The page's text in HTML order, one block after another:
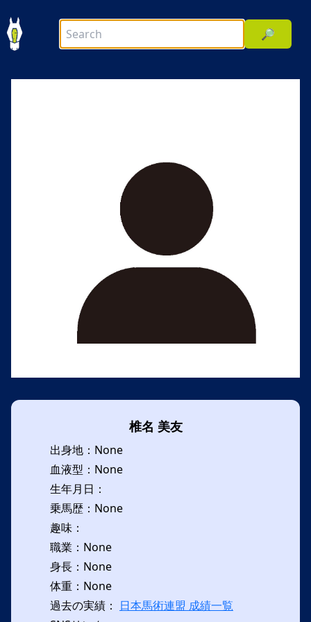
🔎
椎名 美友
出身地：None
血液型：None
生年月日：
乗馬歴：None
趣味：
職業：None
身長：None
体重：None
過去の実績： 日本馬術連盟 成績一覧